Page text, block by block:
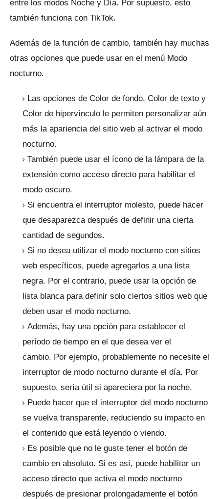
entre los modos Noche y Día. Por supuesto, esto
también funciona con TikTok.
Además de la función de cambio, también hay muchas
otras opciones que puede usar en el menú Modo
nocturno.
Las opciones de Color de fondo, Color de texto y
Color de hipervínculo le permiten personalizar aún
más la apariencia del sitio web al activar el modo
nocturno.
También puede usar el ícono de la lámpara de la
extensión como acceso directo para habilitar el
modo oscuro.
Si encuentra el interruptor molesto, puede hacer
que desaparezca después de definir una cierta
cantidad de segundos.
Si no desea utilizar el modo nocturno con sitios
web específicos, puede agregarlos a una lista
negra. Por el contrario, puede usar la opción de
lista blanca para definir solo ciertos sitios web que
deben usar el modo nocturno.
Además, hay una opción para establecer el
período de tiempo en el que desea ver el
cambio. Por ejemplo, probablemente no necesite el
interruptor de modo nocturno durante el día. Por
supuesto, sería útil si apareciera por la noche.
Puede hacer que el interruptor del modo nocturno
se vuelva transparente, reduciendo su impacto en
el contenido que está leyendo o viendo.
Es posible que no le guste tener el botón de
cambio en absoluto. Si es así, puede habilitar un
acceso directo que activa el modo nocturno
después de presionar prolongadamente el botón